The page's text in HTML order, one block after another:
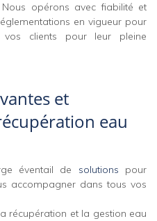
opérons avec fiabilité et
en vigueur pour
clients pour leur pleine
et
eau
éventail de solutions pour
accompagner dans tous vos
récupération et la gestion eau